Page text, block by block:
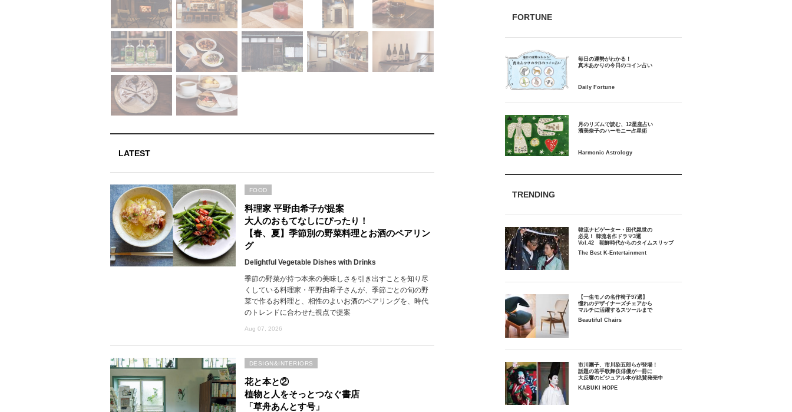
LATEST
料理家 平野由希子が提案
大人のおもてなしにぴったり！
【春、夏】季節別の野菜料理とお酒のペアリン
グ
Delightful Vegetable Dishes with Drinks
季節の野菜が持つ本来の美味しさを引き出すことを知り尽
くしている料理家・平野由希子さんが、季節ごとの旬の野
菜で作るお料理と、相性のよいお酒のペアリングを、時代
のトレンドに合わせた視点で提案
Aug 07, 2026
FOOD
花と本と②
植物と人をそっとつなぐ書店
「草舟あんとす号」
DESIGN&INTERIORS
FORTUNE
毎日の運勢がわかる！
月のリズムで読む、12星座占い
TRENDING
韓流ナビゲーター・田代親世の
必見！ 韓流名作ドラマ3選
Vol.42 朝鮮時代からのタイムスリップ
The Best K-Entertainment
【一生モノの名作椅子97選】
憧れのデザイナーズチェアから
マルチに活躍するスツールまで
Beautiful Chairs
市川團子、市川染五郎らが登場！
話題の若手歌舞伎俳優が一冊に
大反響のビジュアル本が絶賛発売中
KABUKI HOPE